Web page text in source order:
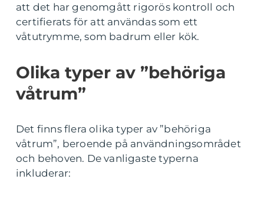
att det har genomgått rigorös kontroll och
certifierats för att användas som ett
våtutrymme, som badrum eller kök.
Olika typer av ”behöriga
våtrum”
Det finns flera olika typer av ”behöriga
våtrum”, beroende på användningsområdet
och behoven. De vanligaste typerna
inkluderar: